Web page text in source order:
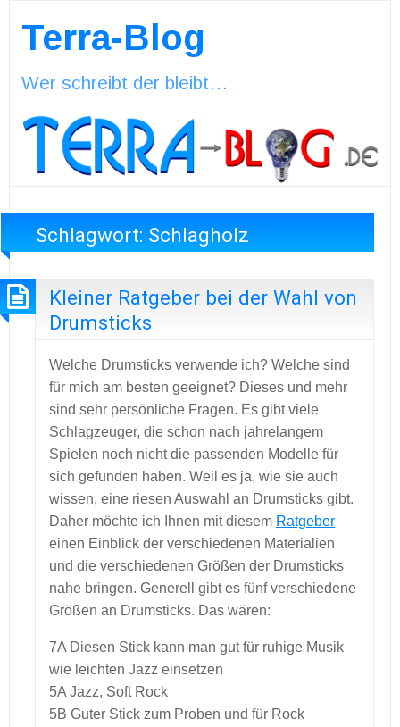
Terra-Blog
Wer schreibt der bleibt…
Schlagwort: Schlagholz
Kleiner Ratgeber bei der Wahl von
Drumsticks
Welche Drumsticks verwende ich? Welche sind
für mich am besten geeignet? Dieses und mehr
sind sehr persönliche Fragen. Es gibt viele
Schlagzeuger, die schon nach jahrelangem
Spielen noch nicht die passenden Modelle für
sich gefunden haben. Weil es ja, wie sie auch
wissen, eine riesen Auswahl an Drumsticks gibt.
Daher möchte ich Ihnen mit diesem Ratgeber
einen Einblick der verschiedenen Materialien
und die verschiedenen Größen der Drumsticks
nahe bringen. Generell gibt es fünf verschiedene
Größen an Drumsticks. Das wären:
7A Diesen Stick kann man gut für ruhige Musik
wie leichten Jazz einsetzen
5A Jazz, Soft Rock
5B Guter Stick zum Proben und für Rock